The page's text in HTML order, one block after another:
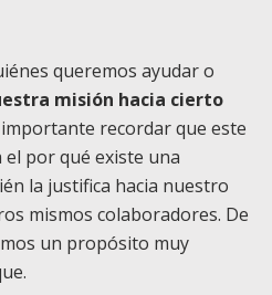
queremos ayudar o
misión hacia cierto
importante recordar que este
por qué existe una
la justifica hacia nuestro
mismos colaboradores. De
un propósito muy